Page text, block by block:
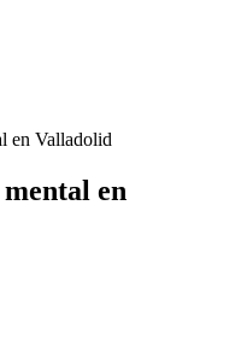
en Valladolid
en